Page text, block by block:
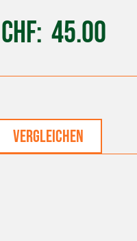
CHF 45.00
vergleichen